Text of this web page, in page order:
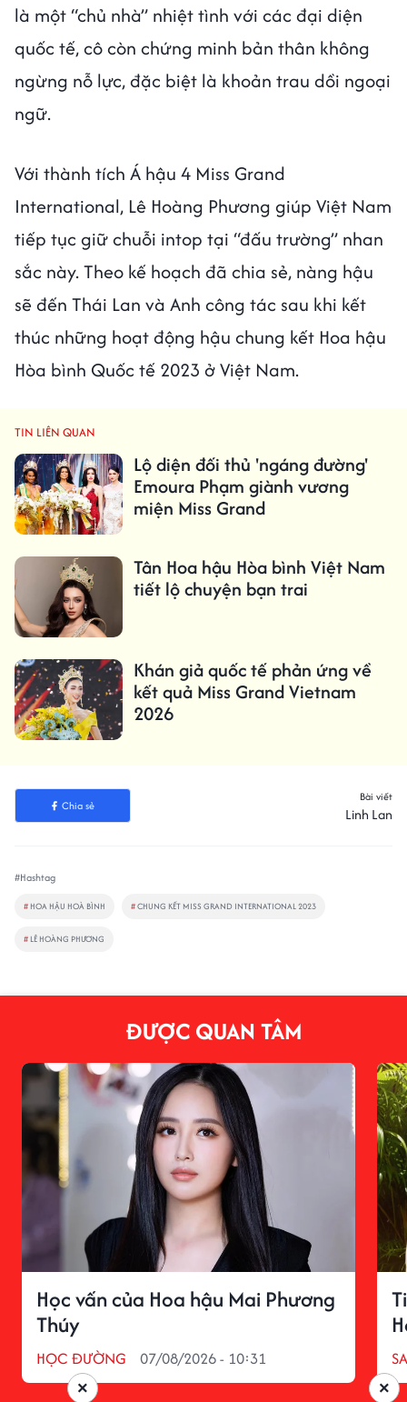
là một “chủ nhà” nhiệt tình với các đại diện
quốc tế, cô còn chứng minh bản thân không
ngừng nỗ lực, đặc biệt là khoản trau dồi ngoại
ngữ.
Với thành tích Á hậu 4 Miss Grand
International, Lê Hoàng Phương giúp Việt Nam
tiếp tục giữ chuỗi intop tại “đấu trường” nhan
sắc này. Theo kế hoạch đã chia sẻ, nàng hậu
sẽ đến Thái Lan và Anh công tác sau khi kết
thúc những hoạt động hậu chung kết Hoa hậu
Hòa bình Quốc tế 2023 ở Việt Nam.
TIN LIÊN QUAN
Lộ diện đối thủ 'ngáng đường'
Emoura Phạm giành vương
miện Miss Grand
Tân Hoa hậu Hòa bình Việt Nam
tiết lộ chuyện bạn trai
Khán giả quốc tế phản ứng về
kết quả Miss Grand Vietnam
2026
Chia sẻ
Bài viết
Linh Lan
#Hashtag
# HOA HẬU HOÀ BÌNH #CHUNG KẾT MISS GRAND INTERNATIONAL 2023
# LÊ HOÀNG PHƯƠNG
ĐƯỢC QUAN TÂM
Học vấn của Hoa hậu Mai Phương
Thúy
HỌC ĐƯỜNG 07/08/2026 - 10:31
×
×